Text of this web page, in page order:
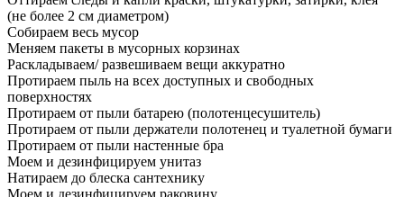
(не более 2 см диаметром)
Собираем весь мусор
Меняем пакеты в мусорных корзинах
Раскладываем/ развешиваем вещи аккуратно
Протираем пыль на всех доступных и свободных
поверхностях
Протираем от пыли батарею (полотенцесушитель)
Протираем от пыли держатели полотенец и туалетной бумаги
Протираем от пыли настенные бра
Моем и дезинфицируем унитаз
Натираем до блеска сантехнику
Моем и дезинфицируем раковину